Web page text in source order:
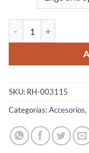
SKU: RH-003115
Categorías:Accesorios,